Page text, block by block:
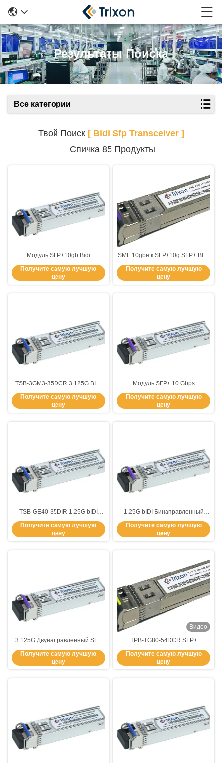
Результаты Поиска
Все категории
Твой Поиск [ Bidi Sfp Transceiver ]
Спичка 85 Продукты
Модуль SFP+10gb Bidi
Transceiver 10.3Gb/S
1270nm/1330nm
Получите самую лучшую
цену
SMF 10gbe к SFP+10g SFP+ BIDI
80km 1490nm-EML 1550nm-APD
Получите самую лучшую
цену
TSB-3GM3-35DCR 3.125G BIDI
двунаправленный
1310nm/1550nm SMF 0C- 70C
Single LC Connector Интерфейс
Получите самую лучшую
цену
Модуль SFP+ 10 Gbps
совместим с Telcordia GR-253-
CORE и IEEE802.3ae
Получите самую лучшую
цену
TSB-GE40-35DIR 1.25G bIDI
Бинаправленный модуль SFP
LC Интерфейс 40 км Тип
волокон SMF 1310nm/1550nm
Получите самую лучшую
цену
1.25G bIDI Бинаправленный
модуль SFP LC Интерфейс
длина волны 1550nm/1310nm
40km DDMI YES SMF-5C 70C
Получите самую лучшую
цену
3.125G Двунаправленный SFP
Гигабитный модуль Ethernet
Расстояние 300 м
Получите самую лучшую
цену
Видео
TPB-TG80-54DCR SFP+
10.3Gbps 80km BIDI-передатчик
1550nm/1490nm
Получите самую лучшую
цену